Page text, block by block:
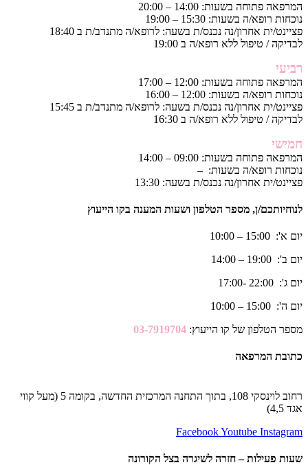
המרפאה פתוחה בשעות: 14:00 – 20:00
נוכחות רופא/ה בשעות: 15:30 – 19:00
פציינט/ית אחרון/נה נכנס/ת בשעה: לרופא/ה מתנדב/ת ב 18:40
לבדיקה / טיפול ללא רופא/ה ב 19:00
רביעי
המרפאה פתוחה בשעות: 12:00 – 17:00
נוכחות רופא/ה בשעות: 12:00 – 16:00
פציינט/ית אחרון/נה נכנס/ת בשעה: לרופא/ה מתנדב/ת ב 15:45
לבדיקה / טיפול ללא רופא/ה ב 16:30
חמישי
המרפאה פתוחה בשעות: 09:00 – 14:00
נוכחות רופא/ה בשעות: –
פציינט/ית אחרון/נה נכנס/ת בשעה: 13:30
לנוחיותכם/ן, מספר הטלפון ושעות המענה בקו הייעוץ
יום א': 15:00 – 10:00
יום ב': 19:00 – 14:00
יום ג': 22:00 -17:00
יום ה': 15:00 – 10:00
מספר הטלפון של קו הייעוץ: 03-7919704
כתובת המרפאה
רחוב לוינסקי 108, בתוך התחנה המרכזית החדשה, בקומה 5 (מעל קווי
אגד 4,5)
FacebookYoutube Instagram
שעות פעילות – חזרה לשיגרה בצל הקורונה